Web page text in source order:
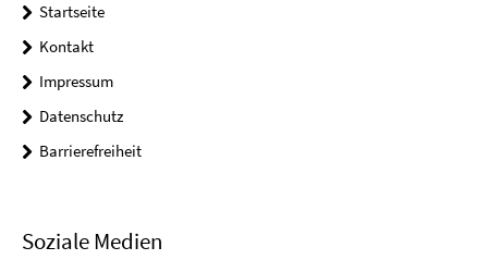
Startseite
Kontakt
Impressum
Datenschutz
Barrierefreiheit
Soziale Medien